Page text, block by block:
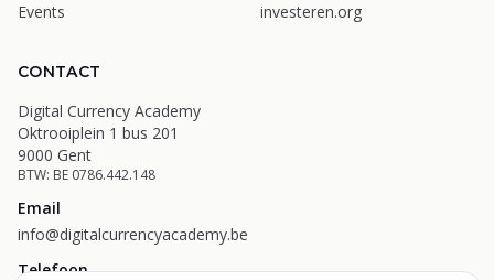
Events
investeren.org
CONTACT
Digital Currency Academy
Oktrooiplein 1 bus 201
9000 Gent
BTW: BE 0786.442.148
Email
info@digitalcurrencyacademy.be
Telefoon